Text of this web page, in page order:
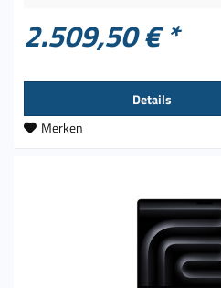
2.509,50 € *
Details
Merken